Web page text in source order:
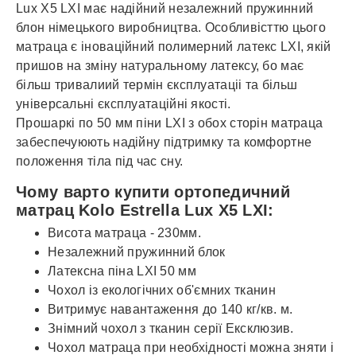
Lux X5 LXI має надійний незалежний пружинний
блон німецького виробництва. Особливісттю цього
матраца є іноваційний полимерний латекс LXI, якій
пришов на зміну натуральному латексу, бо має
більш тривалиий термін єксплуатаціі та більш
універсальні єксплуатаційні якості.
Прошаркі по 50 мм піни LXI з обох сторін матраца
забеспечуюють надійну підтримку та комфортне
положення тіла під час сну.
Чому варто купити ортопедичний
матрац Kolo Estrella Lux X5 LXI:
Висота матраца - 230мм.
Незалежний пружинний блок
Латексна піна LXI 50 мм
Чохол із екологічних об'ємних тканин
Витримує навантаження до 140 кг/кв. м.
Знімний чохол з тканин серії Ексклюзив.
Чохол матраца при необхідності можна зняти і